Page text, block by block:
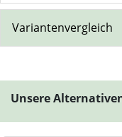
Variantenvergleich
Unsere